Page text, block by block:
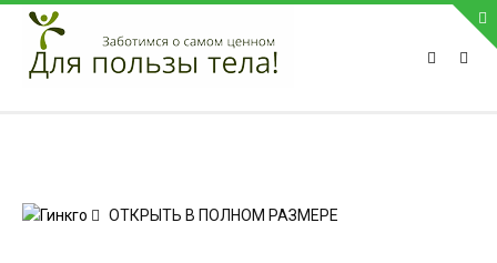
ПРИВЕТСТВУЕМ НА НАШЕМ САЙТЕ
Блок скоро обновится
ОТКРЫТЬ В ПОЛНОМ РАЗМЕРЕ